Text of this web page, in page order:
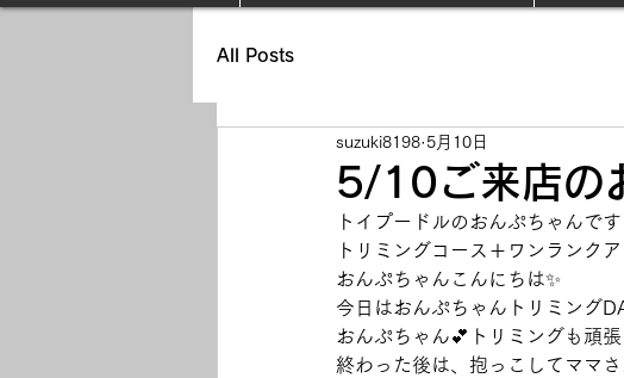
All Posts
5/10ご来店の
suzuki8198 5月10日
トイプードルのおんぷちゃんです
トリミングコース＋ワンランク
おんぷちゃんこんにちは✨
今日はおんぷちゃんトリミング
おんぷちゃん💕トリミングも頑
終わった後は、抱っこしてママ